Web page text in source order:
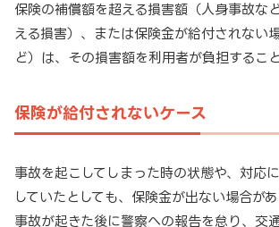
保険の補償額を超える損害額（人身事故な
える損害）、または保険金が給付されない
ど）は、その損害額を利用者が負担すること
保険が給付されないケース
事故を起こしてしまった時の状態や、対応
していたとしても、保険金が出ない場合があ
事故が起きた後に警察への報告を怠り、交